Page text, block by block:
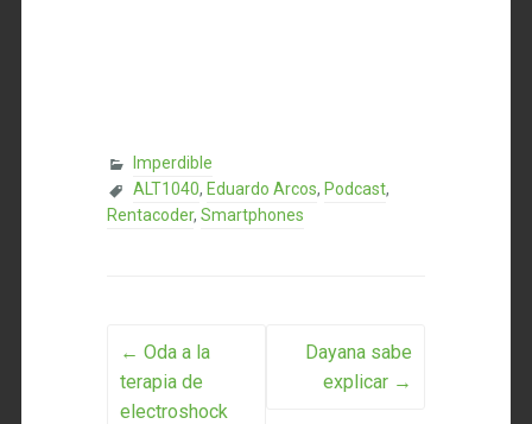
Imperdible
ALT1040, Eduardo Arcos, Podcast,
Rentacoder,Smartphones
Post navigation
← Oda a la
terapia de
electroshock
Dayana sabe
explicar →